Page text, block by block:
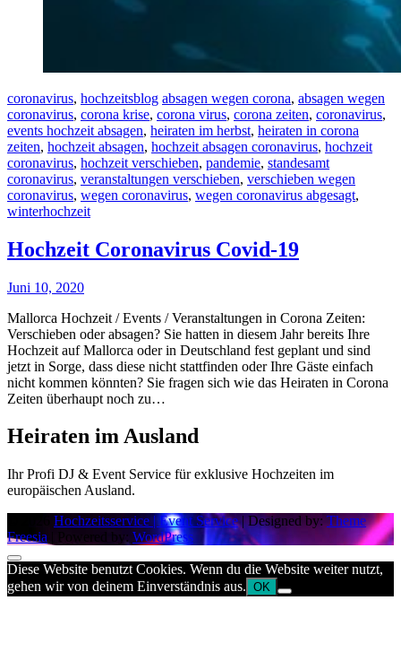
coronavirus, hochzeitsblog absagen wegen corona, absagen wegen
coronavirus, corona krise, corona virus, corona zeiten, coronavirus,
events hochzeit absagen, heiraten im herbst, heiraten in corona
zeiten, hochzeit absagen, hochzeit absagen coronavirus, hochzeit
coronavirus, hochzeit verschieben, pandemie, standesamt
coronavirus, veranstaltungen verschieben, verschieben wegen
coronavirus, wegen coronavirus, wegen coronavirus abgesagt,
winterhochzeit
Hochzeit Coronavirus Covid-19
Juni 10, 2020
Mallorca Hochzeit / Events / Veranstaltungen in Corona Zeiten:
Verschieben oder absagen? Sie hatten in diesem Jahr bereits Ihre
Hochzeit auf Mallorca oder in Deutschland fest geplant und sind
jetzt in Sorge, dass diese nicht stattfinden oder Ihre Gäste einfach
nicht kommen könnten? Sie fragen sich wie das Heiraten in Corona
Zeiten überhaupt noch zu…
Heiraten im Ausland
Ihr Profi DJ & Event Service für exklusive Hochzeiten im
europäischen Ausland.
Hochzeitsservice | Event Service| Designed by: Theme
Freesia | Powered by: WordPress
Diese Website benutzt Cookies. Wenn du die Website weiter nutzt,
gehen wir von deinem Einverständnis aus. OK